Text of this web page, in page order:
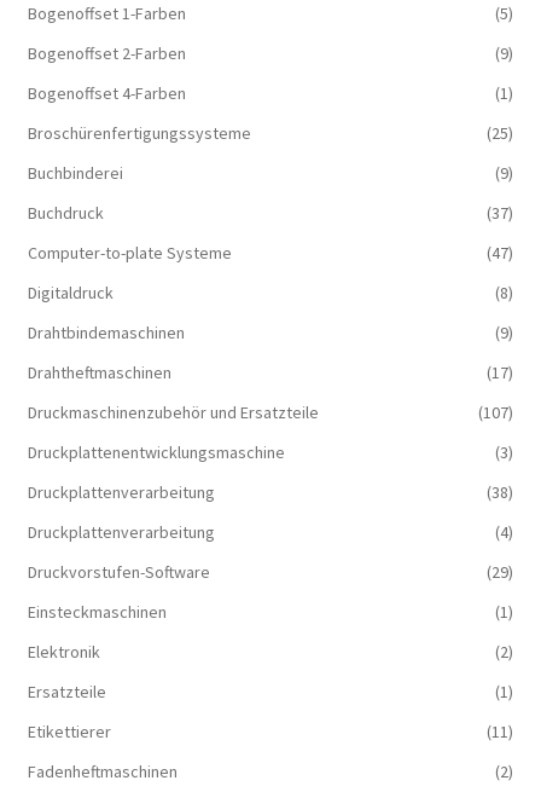
Bogenoffset 1-Farben
(5)
Bogenoffset 2-Farben
(9)
Bogenoffset 4-Farben
(1)
Broschürenfertigungssysteme
(25)
Buchbinderei
(9)
Buchdruck
(37)
Computer-to-plate Systeme
(47)
Digitaldruck
(8)
Drahtbindemaschinen
(9)
Drahtheftmaschinen
(17)
Druckmaschinenzubehör und Ersatzteile
(107)
Druckplattenentwicklungsmaschine
(3)
Druckplattenverarbeitung
(38)
Druckplattenverarbeitung
(4)
Druckvorstufen-Software
(29)
Einsteckmaschinen
(1)
Elektronik
(2)
Ersatzteile
(1)
Etikettierer
(11)
Fadenheftmaschinen
(2)